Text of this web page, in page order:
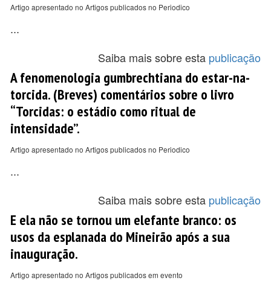
Artigo apresentado no Artigos publicados no Periodico
...
Saiba mais sobre esta publicação
A fenomenologia gumbrechtiana do estar-na-
torcida. (Breves) comentários sobre o livro
“Torcidas: o estádio como ritual de
intensidade”.
Artigo apresentado no Artigos publicados no Periodico
...
Saiba mais sobre esta publicação
E ela não se tornou um elefante branco: os
usos da esplanada do Mineirão após a sua
inauguração.
Artigo apresentado no Artigos publicados em evento